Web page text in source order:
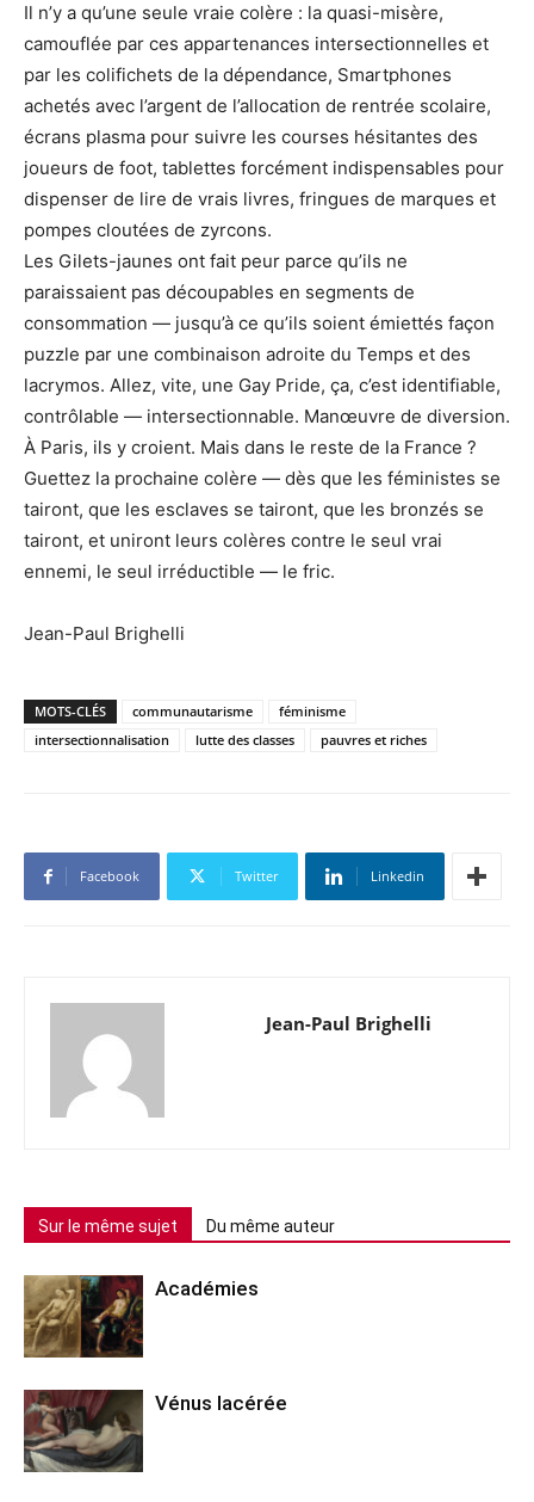
Il n’y a qu’une seule vraie colère : la quasi-misère,
camouflée par ces appartenances intersectionnelles et
par les colifichets de la dépendance, Smartphones
achetés avec l’argent de l’allocation de rentrée scolaire,
écrans plasma pour suivre les courses hésitantes des
joueurs de foot, tablettes forcément indispensables pour
dispenser de lire de vrais livres, fringues de marques et
pompes cloutées de zyrcons.
Les Gilets-jaunes ont fait peur parce qu’ils ne
paraissaient pas découpables en segments de
consommation — jusqu’à ce qu’ils soient émiettés façon
puzzle par une combinaison adroite du Temps et des
lacrymos. Allez, vite, une Gay Pride, ça, c’est identifiable,
contrôlable — intersectionnable. Manœuvre de diversion.
À Paris, ils y croient. Mais dans le reste de la France ?
Guettez la prochaine colère — dès que les féministes se
tairont, que les esclaves se tairont, que les bronzés se
tairont, et uniront leurs colères contre le seul vrai
ennemi, le seul irréductible — le fric.
Jean-Paul Brighelli
MOTS-CLÉS communautarisme
féminisme
intersectionnalisation
lutte des classes pauvres et riches
Facebook Twitter Linkedin
Jean-Paul Brighelli
Sur le même sujet Du même auteur
Académies
Vénus lacérée